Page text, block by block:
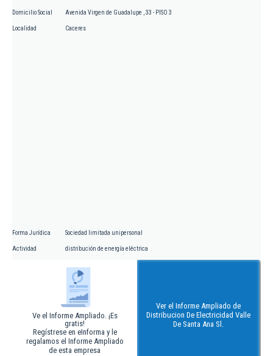
Domicilio Social Avenida Virgen de Guadalupe , 33 - PISO 3
Localidad Caceres
Forma Jurídica Sociedad limitada unipersonal
Actividad distribución de energía eléctrica
Ve el Informe Ampliado. ¡Es
gratis!
Regístrese en eInforma y le
regalamos el Informe Ampliado
de esta empresa
Ver el Informe Ampliado de
Distribucion De Electricidad Valle
De Santa Ana Sl.